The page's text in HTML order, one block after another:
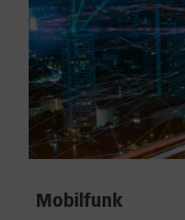
Mobilfunk